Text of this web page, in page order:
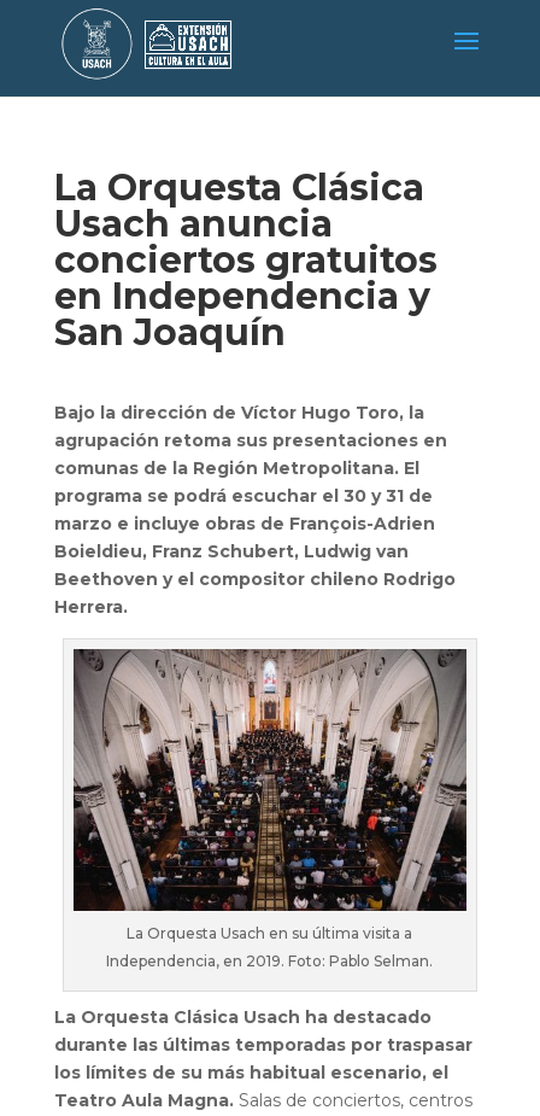
La Orquesta Clásica
Usach anuncia
conciertos gratuitos
en Independencia y
San Joaquín
Bajo la dirección de Víctor Hugo Toro, la
agrupación retoma sus presentaciones en
comunas de la Región Metropolitana. El
programa se podrá escuchar el 30 y 31 de
marzo e incluye obras de François-Adrien
Boieldieu, Franz Schubert, Ludwig van
Beethoven y el compositor chileno Rodrigo
Herrera.
La Orquesta Usach en su última visita a
Independencia, en 2019. Foto: Pablo Selman.
La Orquesta Clásica Usach ha destacado
durante las últimas temporadas por traspasar
los límites de su más habitual escenario, el
Teatro Aula Magna. Salas de conciertos, centros